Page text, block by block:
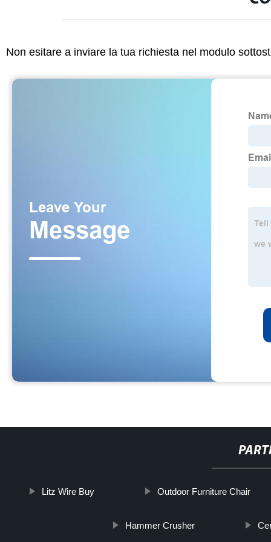
Non esitare a inviare la tua richiesta nel modulo
Litz Wire Buy Outdoor Furniture Chair
Hammer Crusher